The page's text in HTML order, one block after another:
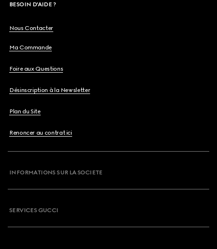
BESOIN D'AIDE ?
Nous Contacter
Ma Commande
Foire aux Questions
Désinscription à la Newsletter
Plan du Site
Renoncer au contrat ici
INFORMATIONS SUR LA SOCIETE
SERVICES GUCCI